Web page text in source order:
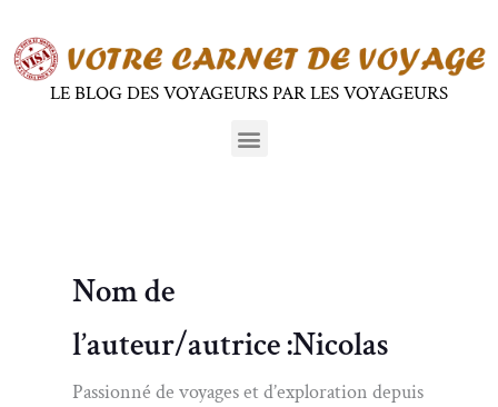
au
contenuLE BLOG DES VOYAGEURS PAR LES VOYAGEURS
Menu
Nom de
l’auteur/autrice :Nicolas
Passionné de voyages et d’exploration depuis